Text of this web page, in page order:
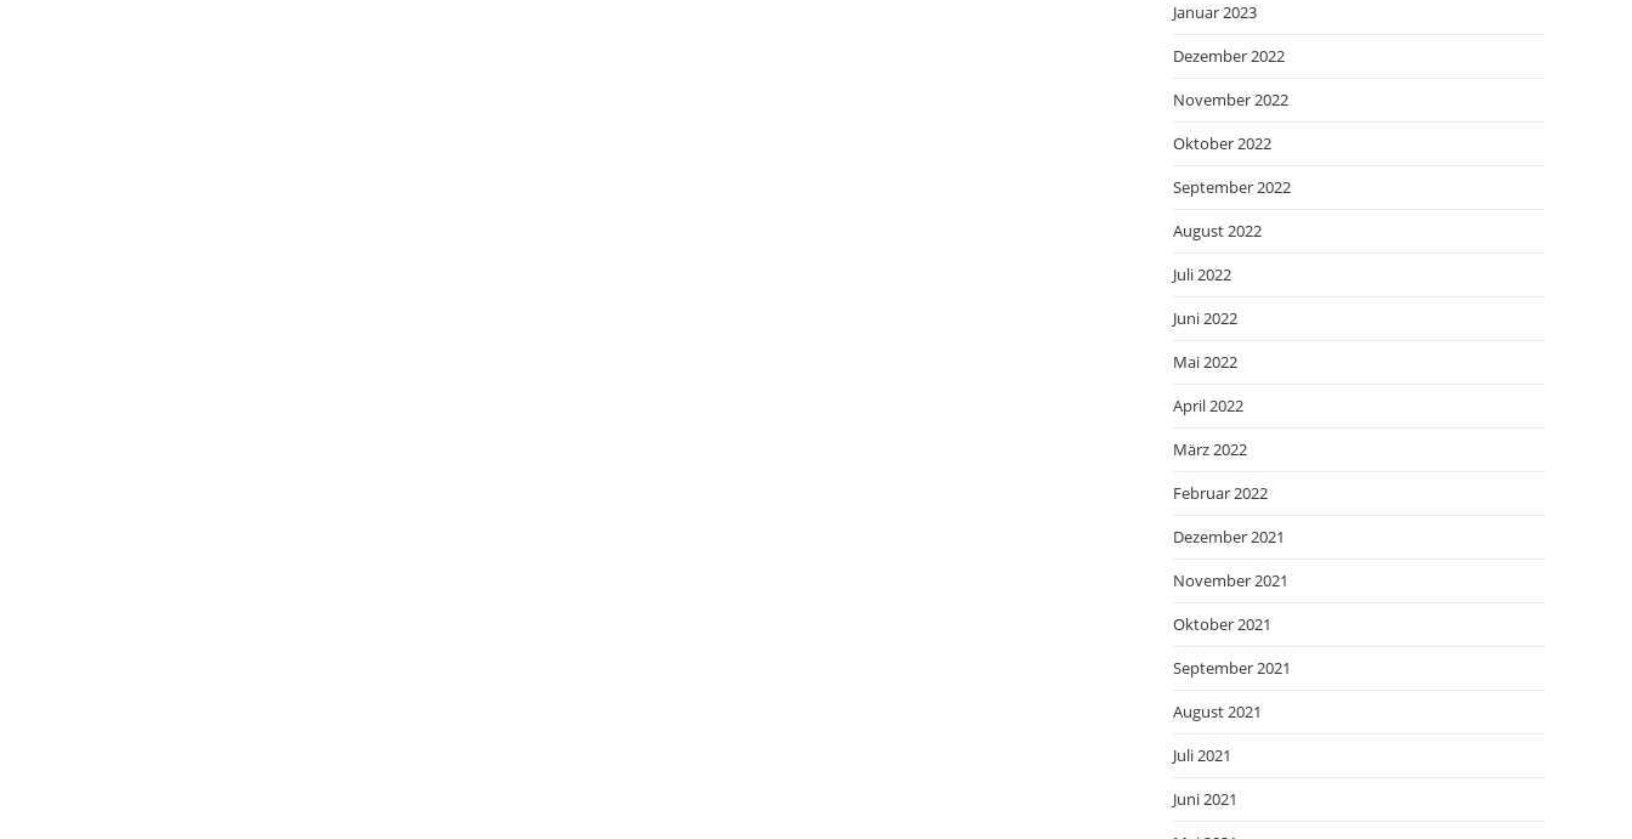
Januar 2023
Dezember 2022
November 2022
Oktober 2022
September 2022
August 2022
Juli 2022
Juni 2022
Mai 2022
April 2022
März 2022
Februar 2022
Dezember 2021
November 2021
Oktober 2021
September 2021
August 2021
Juli 2021
Juni 2021